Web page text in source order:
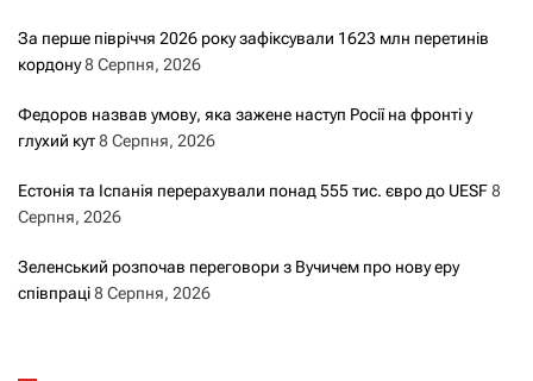
За перше півріччя 2026 року зафіксували 1623 млн перетинів
кордону8 Серпня, 2026
Федоров назвав умову, яка зажене наступ Росії на фронті у
глухий кут8 Серпня, 2026
Естонія та Іспанія перерахували понад 555 тис. євро до UESF8
Серпня, 2026
Зеленський розпочав переговори з Вучичем про нову еру
співпраці8 Серпня, 2026